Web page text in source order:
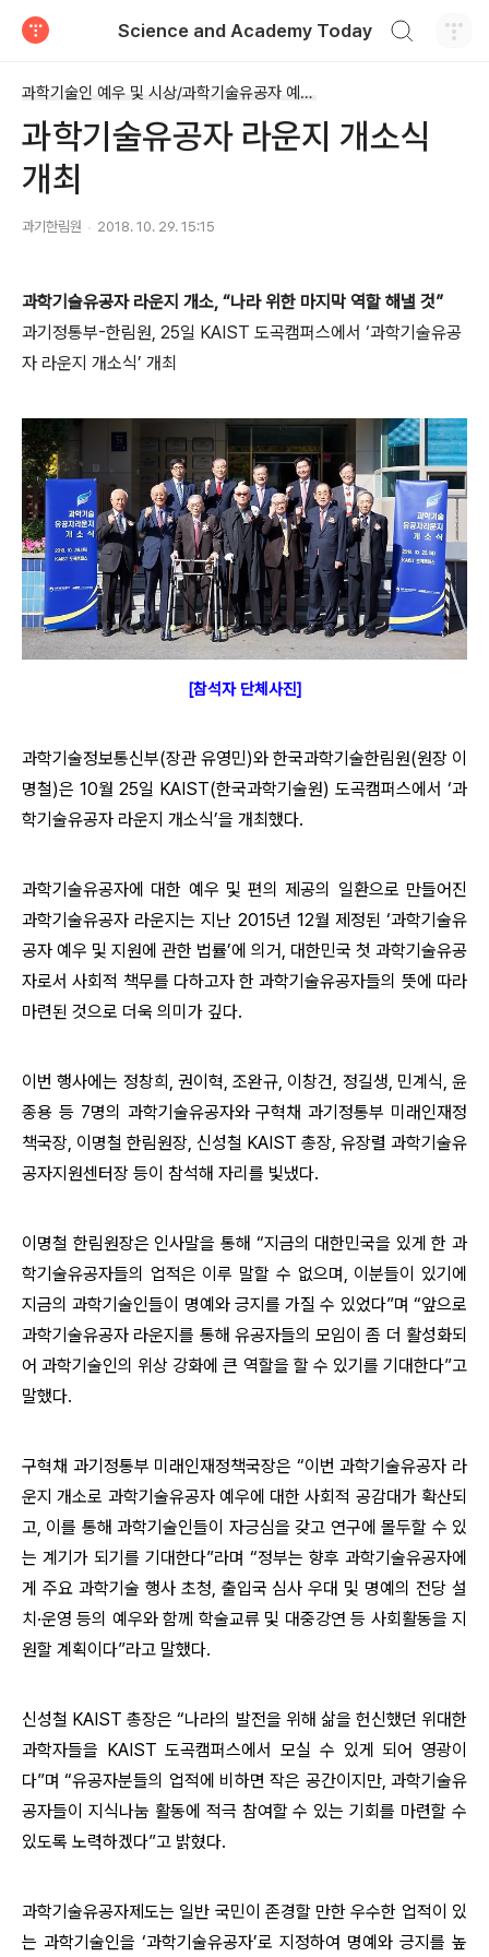
Science and Academy Today
과학기술인 예우 및 시상/과학기술유공자 예우 및 지원
과학기술유공자 라운지 개소식
개최
과기한림원 2018. 10. 29. 15:15
과학기술유공자 라운지 개소, “나라 위한 마지막 역할 해낼 것”
과기정통부-한림원, 25일 KAIST 도곡캠퍼스에서 ‘과학기술유공
자 라운지 개소식’ 개최
[참석자 단체사진]
과학기술정보통신부(장관 유영민)와 한국과학기술한림원(원장 이
명철)은 10월 25일 KAIST(한국과학기술원) 도곡캠퍼스에서 ‘과
학기술유공자 라운지 개소식’을 개최했다.
과학기술유공자에 대한 예우 및 편의 제공의 일환으로 만들어진
과학기술유공자 라운지는 지난 2015년 12월 제정된 ‘과학기술유
공자 예우 및 지원에 관한 법률’에 의거, 대한민국 첫 과학기술유공
자로서 사회적 책무를 다하고자 한 과학기술유공자들의 뜻에 따라
마련된 것으로 더욱 의미가 깊다.
이번 행사에는 정창희, 권이혁, 조완규, 이창건, 정길생, 민계식, 윤
종용 등 7명의 과학기술유공자와 구혁채 과기정통부 미래인재정
책국장, 이명철 한림원장, 신성철 KAIST 총장, 유장렬 과학기술유
공자지원센터장 등이 참석해 자리를 빛냈다.
이명철 한림원장은 인사말을 통해 “지금의 대한민국을 있게 한 과
학기술유공자들의 업적은 이루 말할 수 없으며, 이분들이 있기에
지금의 과학기술인들이 명예와 긍지를 가질 수 있었다”며 “앞으로
과학기술유공자 라운지를 통해 유공자들의 모임이 좀 더 활성화되
어 과학기술인의 위상 강화에 큰 역할을 할 수 있기를 기대한다”고
말했다.
구혁채 과기정통부 미래인재정책국장은 “이번 과학기술유공자 라
운지 개소로 과학기술유공자 예우에 대한 사회적 공감대가 확산되
고, 이를 통해 과학기술인들이 자긍심을 갖고 연구에 몰두할 수 있
는 계기가 되기를 기대한다”라며 “정부는 향후 과학기술유공자에
게 주요 과학기술 행사 초청, 출입국 심사 우대 및 명예의 전당 설
치·운영 등의 예우와 함께 학술교류 및 대중강연 등 사회활동을 지
원할 계획이다”라고 말했다.
신성철 KAIST 총장은 “나라의 발전을 위해 삶을 헌신했던 위대한
과학자들을 KAIST 도곡캠퍼스에서 모실 수 있게 되어 영광이
다”며 “유공자분들의 업적에 비하면 작은 공간이지만, 과학기술유
공자들이 지식나눔 활동에 적극 참여할 수 있는 기회를 마련할 수
있도록 노력하겠다”고 밝혔다.
과학기술유공자제도는 일반 국민이 존경할 만한 우수한 업적이 있
는 과학기술인을 ‘과학기술유공자’로 지정하여 명예와 긍지를 높